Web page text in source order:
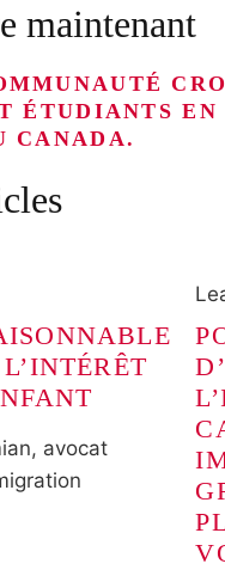
maintenant
ÉTUDIANTS
CANADA.
avocat